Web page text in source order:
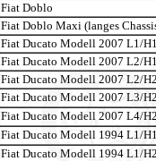
Fiat Doblo
Fiat Doblo Maxi (langes
Fiat Ducato Modell 2007 L1/H1
Fiat Ducato Modell 2007 L2/H1
Fiat Ducato Modell 2007 L2/H2
Fiat Ducato Modell 2007 L3/H2
Fiat Ducato Modell 2007 L4/H2
Fiat Ducato Modell 1994 L1/H1
Fiat Ducato Modell 1994 L1/H2